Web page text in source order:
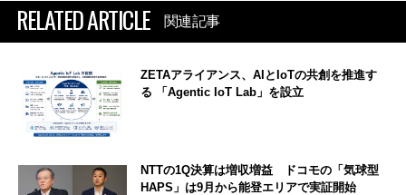
RELATED ARTICLE 関連記事
ZETAアライアンス、AIとIoTの共創を推進す
る 「Agentic IoT Lab」を設立
NTTの1Q決算は増収増益 ドコモの「気球型
HAPS」は9月から能登エリアで実証開始